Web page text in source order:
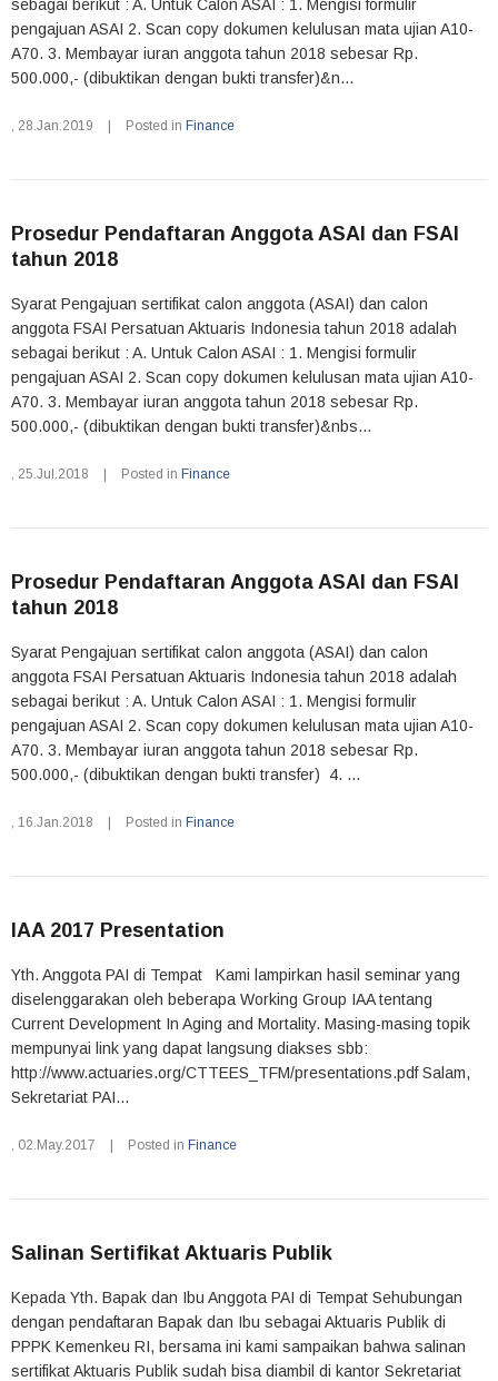
sebagai berikut : A. Untuk Calon ASAI : 1. Mengisi formulir
pengajuan ASAI 2. Scan copy dokumen kelulusan mata ujian A10-
A70. 3. Membayar iuran anggota tahun 2018 sebesar Rp.
500.000,- (dibuktikan dengan bukti transfer)&n...
, 28.Jan.2019 Posted in Finance
Prosedur Pendaftaran Anggota ASAI dan FSAI
tahun 2018
Syarat Pengajuan sertifikat calon anggota (ASAI) dan calon
anggota FSAI Persatuan Aktuaris Indonesia tahun 2018 adalah
sebagai berikut : A. Untuk Calon ASAI : 1. Mengisi formulir
pengajuan ASAI 2. Scan copy dokumen kelulusan mata ujian A10-
A70. 3. Membayar iuran anggota tahun 2018 sebesar Rp.
500.000,- (dibuktikan dengan bukti transfer)&nbs...
, 25.Jul.2018 Posted in Finance
Prosedur Pendaftaran Anggota ASAI dan FSAI
tahun 2018
Syarat Pengajuan sertifikat calon anggota (ASAI) dan calon
anggota FSAI Persatuan Aktuaris Indonesia tahun 2018 adalah
sebagai berikut : A. Untuk Calon ASAI : 1. Mengisi formulir
pengajuan ASAI 2. Scan copy dokumen kelulusan mata ujian A10-
A70. 3. Membayar iuran anggota tahun 2018 sebesar Rp.
500.000,- (dibuktikan dengan bukti transfer) 4. ...
, 16.Jan.2018 Posted in Finance
IAA 2017 Presentation
Yth. Anggota PAI di Tempat Kami lampirkan hasil seminar yang
diselenggarakan oleh beberapa Working Group IAA tentang
Current Development In Aging and Mortality. Masing-masing topik
mempunyai link yang dapat langsung diakses sbb:
http://www.actuaries.org/CTTEES_TFM/presentations.pdf Salam,
Sekretariat PAI...
, 02.May.2017 Posted in Finance
Salinan Sertifikat Aktuaris Publik
Kepada Yth. Bapak dan Ibu Anggota PAI di Tempat Sehubungan
dengan pendaftaran Bapak dan Ibu sebagai Aktuaris Publik di
PPPK Kemenkeu RI, bersama ini kami sampaikan bahwa salinan
sertifikat Aktuaris Publik sudah bisa diambil di kantor Sekretariat